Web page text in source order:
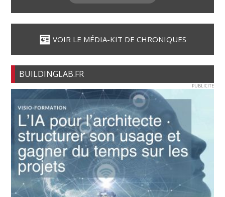
VOIR LE MÉDIA-KIT DE CHRONIQUES
BUILDINGLAB.FR
PUBLICITE